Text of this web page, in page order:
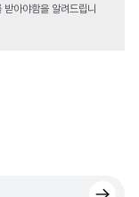
아야함을 알려드립니